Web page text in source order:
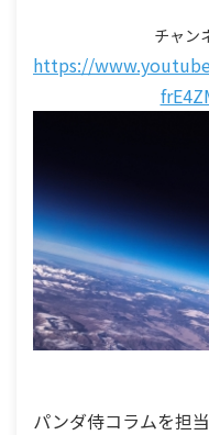
チャン
https://
パンダ侍コラムを担